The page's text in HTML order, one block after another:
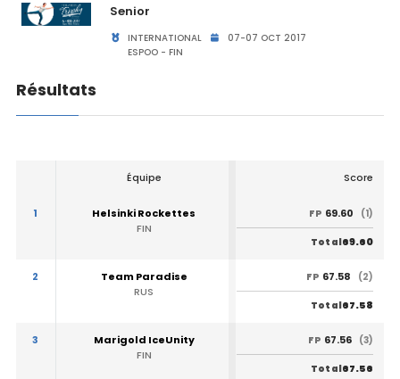
Senior
INTERNATIONAL
07-07 OCT 2017
ESPOO - FIN
Résultats
Équipe Score
1
Helsinki Rockettes
FIN
FP 69.60 (1)
Total69.60
2
Team Paradise
RUS
FP 67.58 (2)
Total67.58
3
Marigold IceUnity
FIN
FP 67.56 (3)
Total67.56